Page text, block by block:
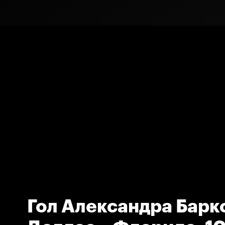
Гол Александра